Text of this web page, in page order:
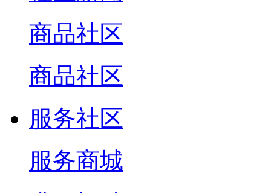
商品社区
商品社区
服务社区
服务商城